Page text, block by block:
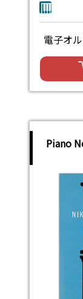
電子オ
Piano